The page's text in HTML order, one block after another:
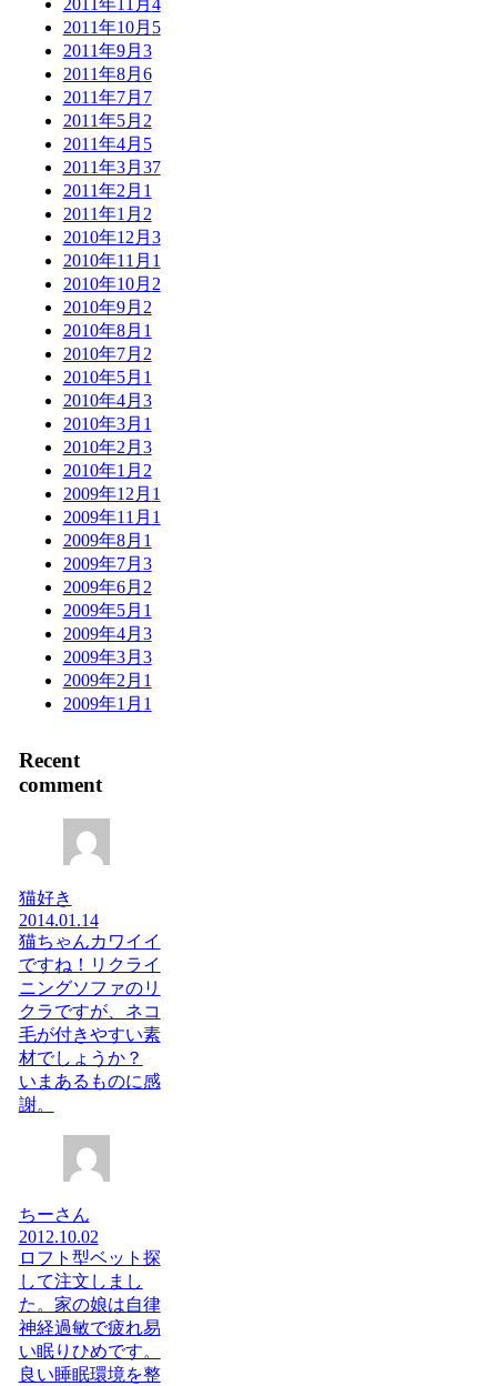
2011年11月 4
2011年10月 5
2011年9月 3
2011年8月 6
2011年7月 7
2011年5月 2
2011年4月 5
2011年3月 37
2011年2月 1
2011年1月 2
2010年12月 3
2010年11月 1
2010年10月 2
2010年9月 2
2010年8月 1
2010年7月 2
2010年5月 1
2010年4月 3
2010年3月 1
2010年2月 3
2010年1月 2
2009年12月 1
2009年11月 1
2009年8月 1
2009年7月 3
2009年6月 2
2009年5月 1
2009年4月 3
2009年3月 3
2009年2月 1
2009年1月 1
Recent
comment
猫好き
2014.01.14
猫ちゃんカワイイ
ですね！リクライ
ニングソファのリ
クラですが、ネコ
毛が付きやすい素
材でしょうか？
いまあるものに感
謝。
ちーさん
2012.10.02
ロフト型ベット探
して注文しまし
た。家の娘は自律
神経過敏で疲れ易
い眠りひめです。
良い睡眠環境を整